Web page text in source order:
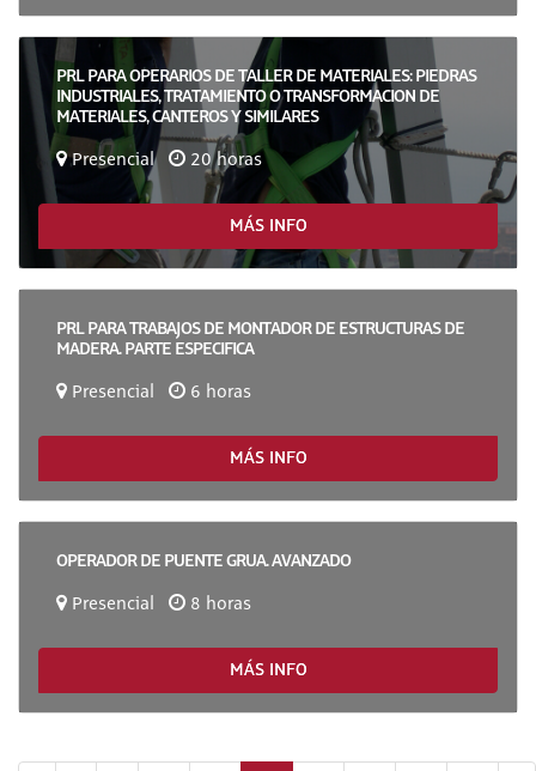
PRL PARA OPERARIOS DE TALLER DE MATERIALES: PIEDRAS
INDUSTRIALES, TRATAMIENTO O TRANSFORMACION DE
MATERIALES, CANTEROS Y SIMILARES
Presencial 20 horas
MÁS INFO
PRL PARA TRABAJOS DE MONTADOR DE ESTRUCTURAS DE
MADERA. PARTE ESPECIFICA
Presencial 6 horas
MÁS INFO
OPERADOR DE PUENTE GRUA. AVANZADO
Presencial 8 horas
MÁS INFO